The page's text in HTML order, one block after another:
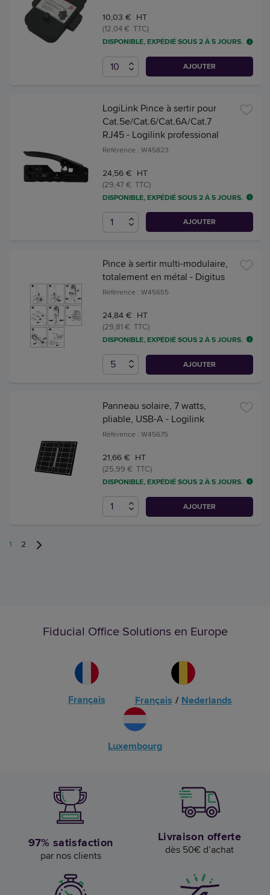
10,03 € HT
(12,04 € TTC)
DISPONIBLE, EXPÉDIÉ SOUS 2 À 5 JOURS.
AJOUTER
LogiLink Pince à sertir pour
Cat.5e/Cat.6/Cat.6A/Cat.7
RJ45 - Logilink professional
Référence : W45823
24,56 € HT
(29,47 € TTC)
DISPONIBLE, EXPÉDIÉ SOUS 2 À 5 JOURS.
AJOUTER
Pince à sertir multi-modulaire,
totalement en métal - Digitus
Référence : W45655
24,84 € HT
(29,81 € TTC)
DISPONIBLE, EXPÉDIÉ SOUS 2 À 5 JOURS.
AJOUTER
Panneau solaire, 7 watts,
pliable, USB-A - Logilink
Référence : W45675
21,66 € HT
(25,99 € TTC)
DISPONIBLE, EXPÉDIÉ SOUS 2 À 5 JOURS.
AJOUTER
1 2
Fiducial Office Solutions en Europe
Français Français / Nederlands
Luxembourg
97% satisfaction
par nos clients
Livraison offerte
dès 50€ d’achat